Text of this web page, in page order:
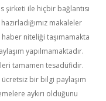
şirketi ile hiçbir bağlantısı
makaleler
niteliği taşımamakta
yapılmamaktadır.
tamamen tesadüfidir.
bir bilgi paylaşım
aykırı olduğunu